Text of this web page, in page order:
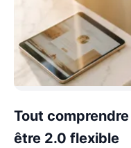
Tout
être 2.0 flexible